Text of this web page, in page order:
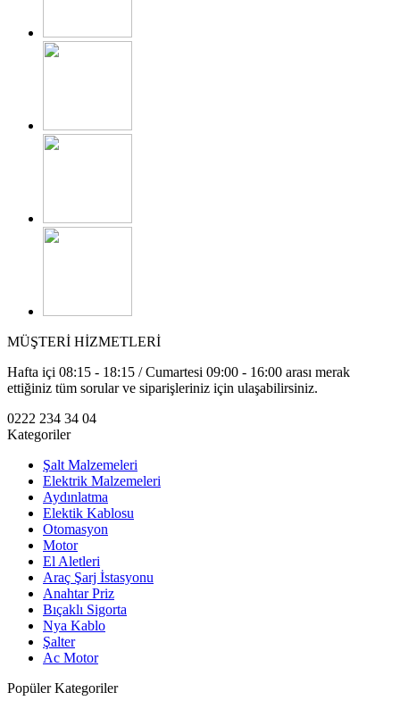
MÜŞTERİ HİZMETLERİ
Hafta içi 08:15 - 18:15 / Cumartesi 09:00 - 16:00 arası merak
ettiğiniz tüm sorular ve siparişleriniz için ulaşabilirsiniz.
0222 234 34 04
Kategoriler
Şalt Malzemeleri
Elektrik Malzemeleri
Aydınlatma
Elektik Kablosu
Otomasyon
Motor
El Aletleri
Araç Şarj İstasyonu
Anahtar Priz
Bıçaklı Sigorta
Nya Kablo
Şalter
Ac Motor
Popüler Kategoriler